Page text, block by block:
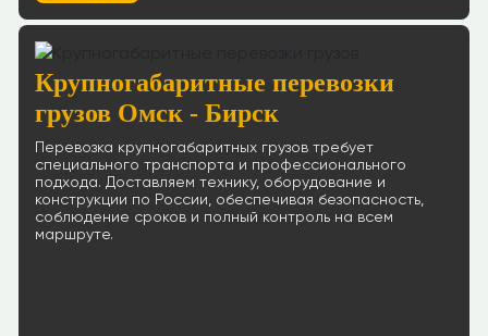
Крупногабаритные перевозки
грузов Омск - Бирск
Перевозка крупногабаритных грузов требует
специального транспорта и профессионального
подхода. Доставляем технику, оборудование и
конструкции по России, обеспечивая безопасность,
соблюдение сроков и полный контроль на всем
маршруте.